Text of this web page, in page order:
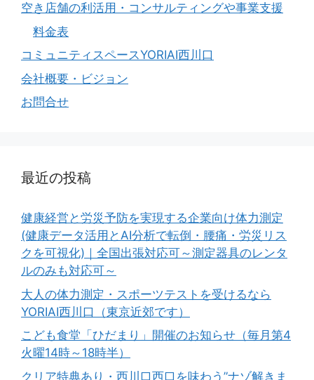
空き店舗の利活用・コンサルティングや事業支援
料金表
コミュニティスペースYORIAI西川口
会社概要・ビジョン
お問合せ
最近の投稿
健康経営と労災予防を実現する企業向け体力測定
(健康データ活用とAI分析で転倒・腰痛・労災リス
クを可視化)｜全国出張対応可～測定器具のレンタ
ルのみも対応可～
大人の体力測定・スポーツテストを受けるなら
YORIAI西川口（東京近郊です）
こども食堂「ひだまり」開催のお知らせ（毎月第4
火曜14時～18時半）
クリア特典あり・西川口西口を味わう”ナゾ解きま